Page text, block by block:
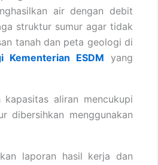
air dengan debit
struktur sumur agar tidak
tanah dan peta geologi di
Kementerian ESDM yang
aliran mencukupi
dibersihkan menggunakan
laporan hasil kerja dan